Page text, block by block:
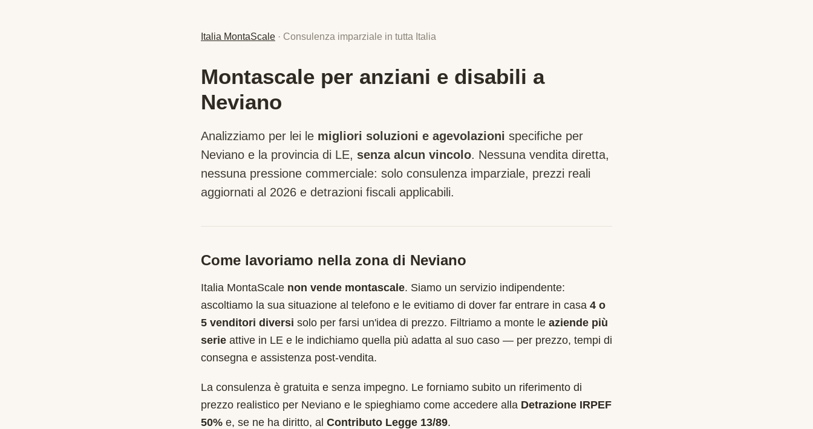
Italia MontaScale · Consulenza imparziale in tutta Italia
Montascale per anziani e disabili a
Neviano
Analizziamo per lei le migliori soluzioni e agevolazioni specifiche per
Neviano e la provincia di LE, senza alcun vincolo. Nessuna vendita diretta,
nessuna pressione commerciale: solo consulenza imparziale, prezzi reali
aggiornati al 2026 e detrazioni fiscali applicabili.
Come lavoriamo nella zona di Neviano
Italia MontaScale non vende montascale. Siamo un servizio indipendente:
ascoltiamo la sua situazione al telefono e le evitiamo di dover far entrare in casa 4 o
5 venditori diversi solo per farsi un'idea di prezzo. Filtriamo a monte le aziende più
serie attive in LE e le indichiamo quella più adatta al suo caso — per prezzo, tempi di
consegna e assistenza post-vendita.
La consulenza è gratuita e senza impegno. Le forniamo subito un riferimento di
prezzo realistico per Neviano e le spieghiamo come accedere alla Detrazione IRPEF
50% e, se ne ha diritto, al Contributo Legge 13/89.